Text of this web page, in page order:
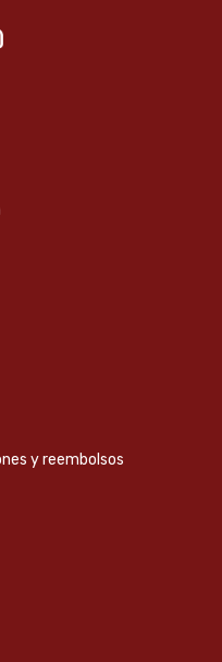
y reembolsos